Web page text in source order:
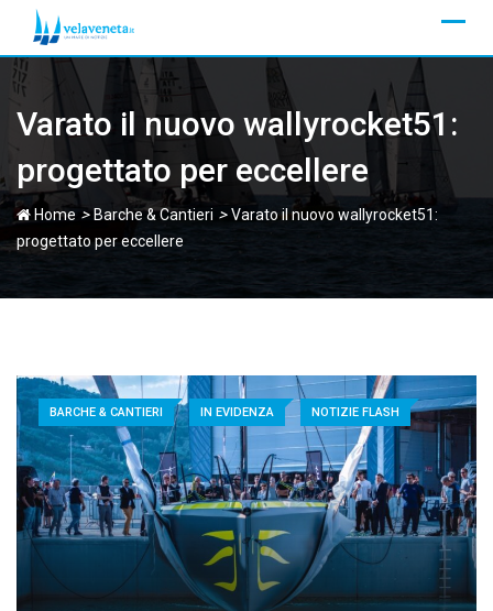
content
Varato il nuovo wallyrocket51:
progettato per eccellere
Home > Barche & Cantieri >Varato il nuovo wallyrocket51:
progettato per eccellere
BARCHE & CANTIERI IN EVIDENZA NOTIZIE FLASH